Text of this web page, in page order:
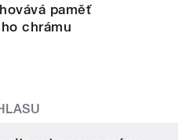
paměť
chrámu